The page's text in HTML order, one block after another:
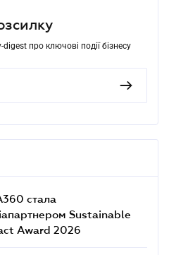
про ключові події бізнесу
стала
Sustainable
Award 2026